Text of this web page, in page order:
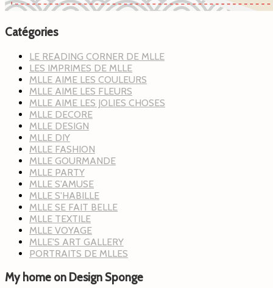
Catégories
LE READING CORNER DE MLLE
LES IMPRIMES DE MLLE
MLLE AIME LES COULEURS
MLLE AIME LES FLEURS
MLLE AIME LES JOLIES CHOSES
MLLE DECORE
MLLE DESIGN
MLLE DIY
MLLE FASHION
MLLE GOURMANDE
MLLE PARTY
MLLE S'AMUSE
MLLE S'HABILLE
MLLE SE FAIT BELLE
MLLE TEXTILE
MLLE VOYAGE
MLLE'S ART GALLERY
PORTRAITS DE MLLES
My home on Design Sponge